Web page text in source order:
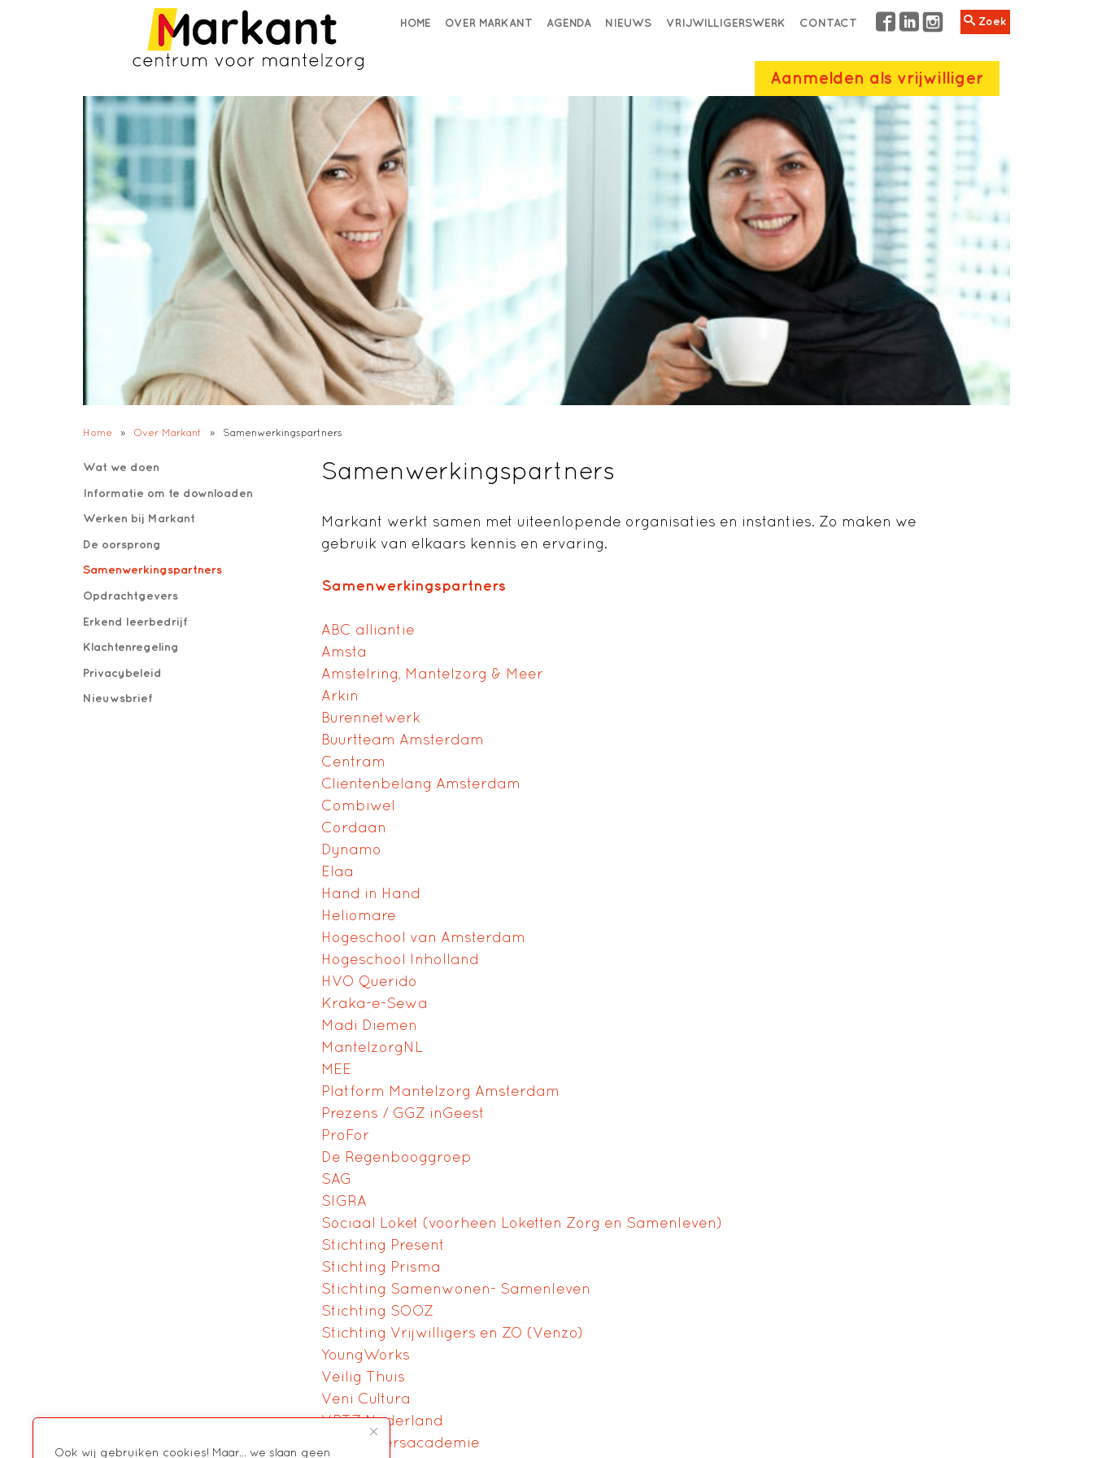
Ook wij gebruiken cookies! Maar... we slaan geen
HOME OVER MARKANT AGENDA NIEUWS VRIJWILLIGERSWERK CONTACT Zoek
Aanmelden als vrijwilliger
Home » Over Markant » Samenwerkingspartners
Wat we doen
Informatie om te downloaden
Werken bij Markant
De oorsprong
Samenwerkingspartners
Opdrachtgevers
Erkend leerbedrijf
Klachtenregeling
Privacybeleid
Nieuwsbrief
Samenwerkingspartners
Markant werkt samen met uiteenlopende organisaties en instanties. Zo maken we
gebruik van elkaars kennis en ervaring.
Samenwerkingspartners
ABC alliantie
Amsta
Amstelring, Mantelzorg & Meer
Arkin
Burennetwerk
Buurtteam Amsterdam
Centram
Clientenbelang Amsterdam
Combiwel
Cordaan
Dynamo
Elaa
Hand in Hand
Heliomare
Hogeschool van Amsterdam
Hogeschool Inholland
HVO Querido
Kraka-e-Sewa
Madi Diemen
MantelzorgNL
MEE
Platform Mantelzorg Amsterdam
Prezens / GGZ inGeest
ProFor
De Regenbooggroep
SAG
SIGRA
Sociaal Loket (voorheen Loketten Zorg en Samenleven)
Stichting Present
Stichting Prisma
Stichting Samenwonen- Samenleven
Stichting SOOZ
Stichting Vrijwilligers en ZO (Venzo)
YoungWorks
Veilig Thuis
Veni Cultura
VPTZ Nederland
Vrijwilligersacademie